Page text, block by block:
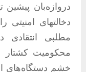
دروازه‌بان پیشین
دخالتهای امنیتی
مطلبی
خشم دستگاه‌های